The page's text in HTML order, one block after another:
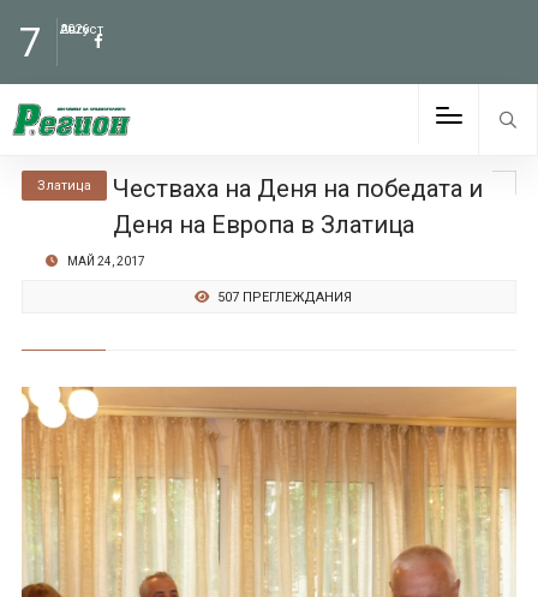
7 Август
2026
Златица
Честваха на Деня на победата и
Деня на Европа в Златица
МАЙ 24, 2017
507 ПРЕГЛЕЖДАНИЯ